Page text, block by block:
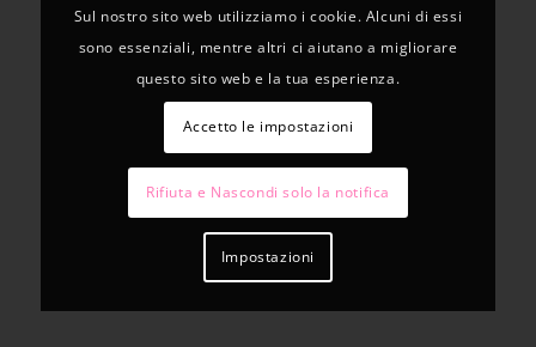
Sul nostro sito web utilizziamo i cookie. Alcuni di essi
sono essenziali, mentre altri ci aiutano a migliorare
questo sito web e la tua esperienza.
Accetto le impostazioni
Rifiuta e Nascondi solo la notifica
Impostazioni